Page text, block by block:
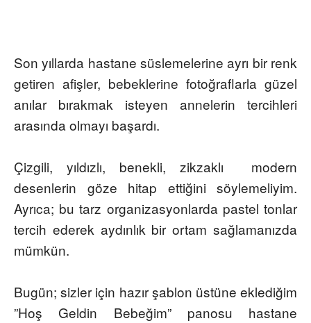
Son yıllarda hastane süslemelerine ayrı bir renk
getiren afişler, bebeklerine fotoğraflarla güzel
anılar bırakmak isteyen annelerin tercihleri
arasında olmayı başardı.
Çizgili, yıldızlı, benekli, zikzaklı modern
desenlerin göze hitap ettiğini söylemeliyim.
Ayrıca; bu tarz organizasyonlarda pastel tonlar
tercih ederek aydınlık bir ortam sağlamanızda
mümkün.
Bugün; sizler için hazır şablon üstüne eklediğim
”Hoş Geldin Bebeğim” panosu hastane